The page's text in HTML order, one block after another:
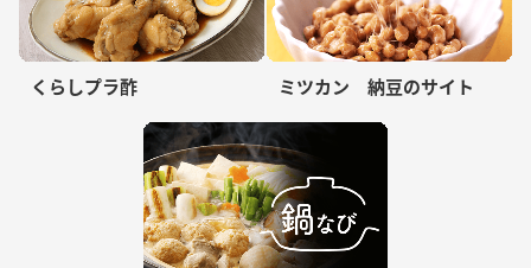
くらしプラ酢 ミツカン 納豆のサイト